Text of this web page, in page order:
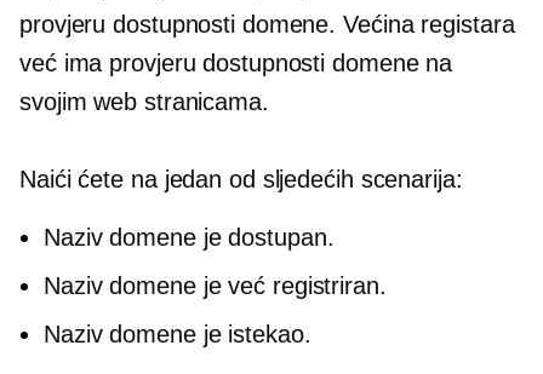
provjeru dostupnosti domene. Većina registara
već ima provjeru dostupnosti domene na
svojim web stranicama.
Naići ćete na jedan od sljedećih scenarija:
Naziv domene je dostupan.
Naziv domene je već registriran.
Naziv domene je istekao.